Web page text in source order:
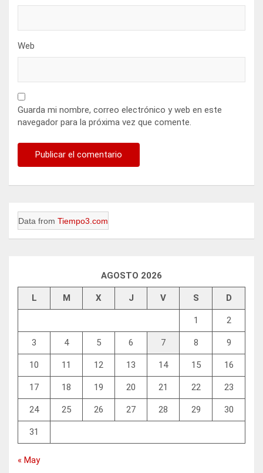
Web
Guarda mi nombre, correo electrónico y web en este
navegador para la próxima vez que comente.
Data from Tiempo3.com
AGOSTO 2026
L M X J V S D
1 2
3 4 5 6 7 8 9
10 11 12 13 14 15 16
17 18 19 20 21 22 23
24 25 26 27 28 29 30
31
« May